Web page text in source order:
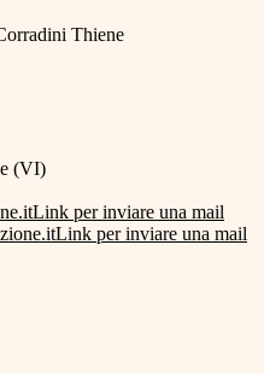
Thiene
(VI)
Link per inviare una mail
Link per inviare una mail